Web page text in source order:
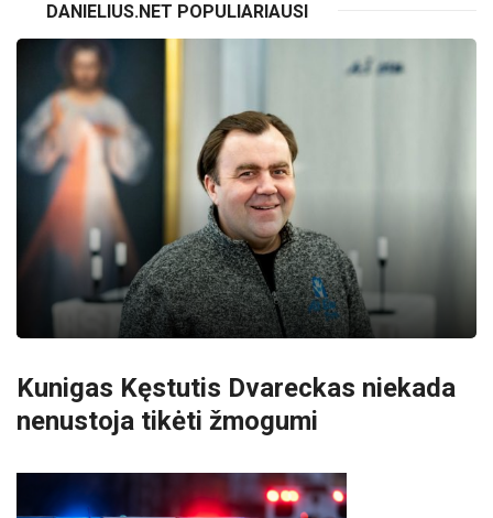
DANIELIUS.NET POPULIARIAUSI
Kunigas Kęstutis Dvareckas niekada
nenustoja tikėti žmogumi